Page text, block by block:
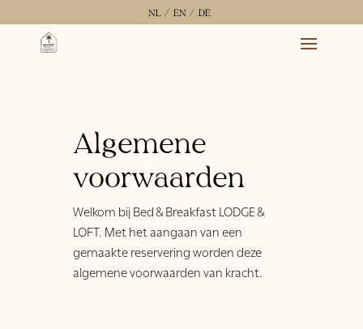
NL / EN / DE
Algemene
voorwaarden
Welkom bij Bed & Breakfast LODGE &
LOFT. Met het aangaan van een
gemaakte reservering worden deze
algemenevoorwaarden van kracht.